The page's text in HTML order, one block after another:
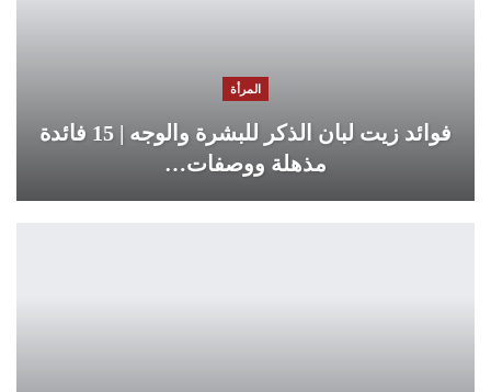
المرأة
فوائد زيت لبان الذكر للبشرة والوجه | 15 فائدة
مذهلة ووصفات…